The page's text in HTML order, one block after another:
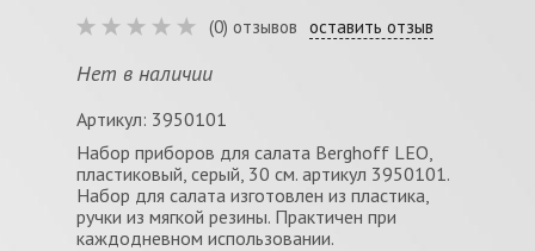
(0) отзывов оставить отзыв
Нет в наличии
Артикул: 3950101
Набор приборов для салата Berghoff LEO,
пластиковый, серый, 30 см. артикул 3950101.
Набор для салата изготовлен из пластика,
ручки из мягкой резины. Практичен при
каждодневном использовании.